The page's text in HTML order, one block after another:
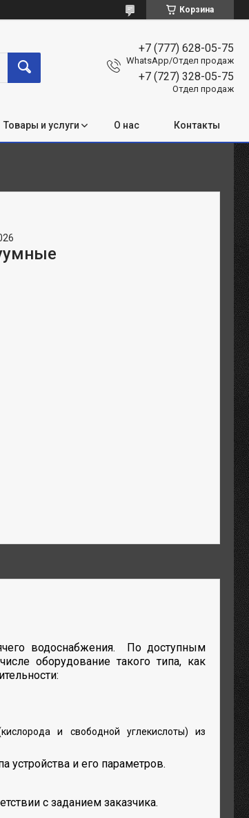
Корзина
+7 (777) 628-05-75
WhatsApp/Отдел продаж
+7 (727) 328-05-75
Отдел продаж
Товары и услуги О нас Контакты
водоснабжения. По доступным
оборудование такого типа, как
и свободной углекислоты) из
устройства и его параметров.
с заданием заказчика.